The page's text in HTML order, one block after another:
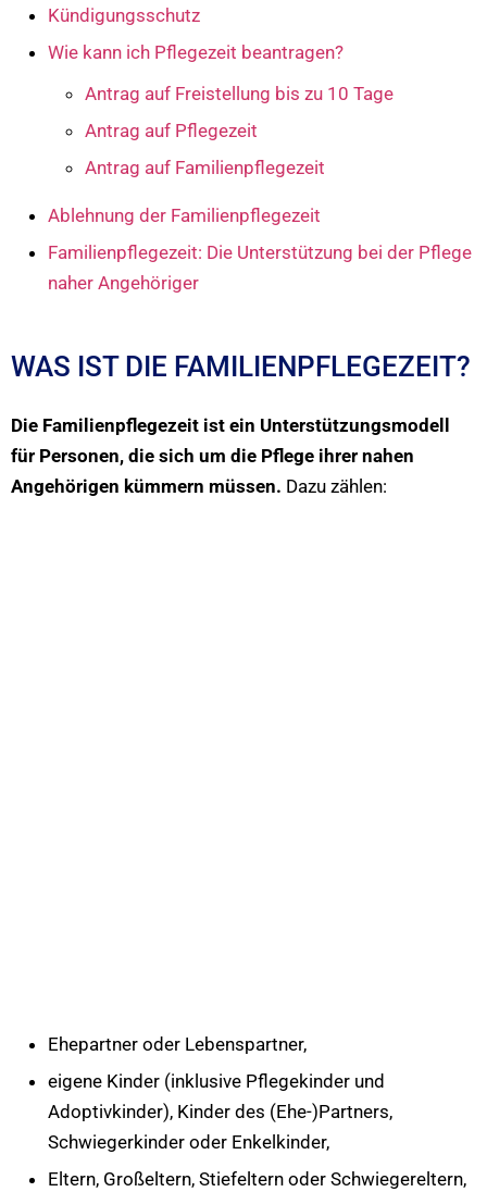
Kündigungsschutz
Wie kann ich Pflegezeit beantragen?
Antrag auf Freistellung bis zu 10 Tage
Antrag auf Pflegezeit
Antrag auf Familienpflegezeit
Ablehnung der Familienpflegezeit
Familienpflegezeit: Die Unterstützung bei der Pflege
naher Angehöriger
WAS IST DIE FAMILIENPFLEGEZEIT?
Die Familienpflegezeit ist ein Unterstützungsmodell
für Personen, die sich um die Pflege ihrer nahen
Angehörigen kümmern müssen. Dazu zählen:
Ehepartner oder Lebenspartner,
eigene Kinder (inklusive Pflegekinder und
Adoptivkinder), Kinder des (Ehe-)Partners,
Schwiegerkinder oder Enkelkinder,
Eltern, Großeltern, Stiefeltern oder Schwiegereltern,